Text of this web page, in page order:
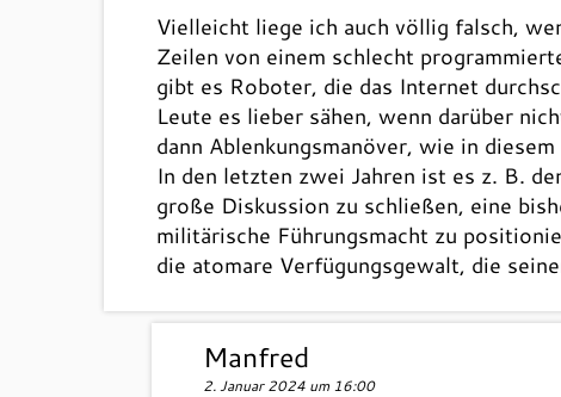
Vielleicht liege ich auch völlig falsch,
Zeilen von einem schlecht
gibt es Roboter, die das Internet
Leute es lieber sähen, wenn darüber
dann Ablenkungsmanöver, wie in
In den letzten zwei Jahren ist es z. B.
große Diskussion zu schließen, eine
militärische Führungsmacht zu
die atomare Verfügungsgewalt, die
Manfred
2. Januar 2024 um 16:00